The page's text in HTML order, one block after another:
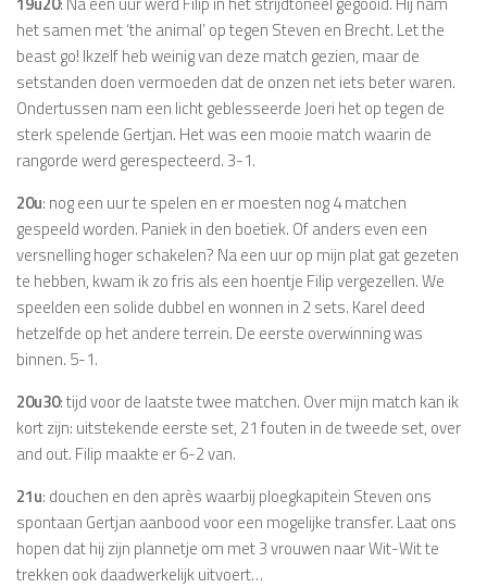
het samen met ‘the animal’ op tegen Steven en Brecht. Let the
beast go! Ikzelf heb weinig van deze match gezien, maar de
setstanden doen vermoeden dat de onzen net iets beter waren.
Ondertussen nam een licht geblesseerde Joeri het op tegen de
sterk spelende Gertjan. Het was een mooie match waarin de
rangorde werd gerespecteerd. 3-1.
20u: nog een uur te spelen en er moesten nog 4 matchen
gespeeld worden. Paniek in den boetiek. Of anders even een
versnelling hoger schakelen? Na een uur op mijn plat gat gezeten
te hebben, kwam ik zo fris als een hoentje Filip vergezellen. We
speelden een solide dubbel en wonnen in 2 sets. Karel deed
hetzelfde op het andere terrein. De eerste overwinning was
binnen. 5-1.
20u30: tijd voor de laatste twee matchen. Over mijn match kan ik
kort zijn: uitstekende eerste set, 21 fouten in de tweede set, over
and out. Filip maakte er 6-2 van.
21u: douchen en den après waarbij ploegkapitein Steven ons
spontaan Gertjan aanbood voor een mogelijke transfer. Laat ons
hopen dat hij zijn plannetje om met 3 vrouwen naar Wit-Wit te
trekken ook daadwerkelijk uitvoert…